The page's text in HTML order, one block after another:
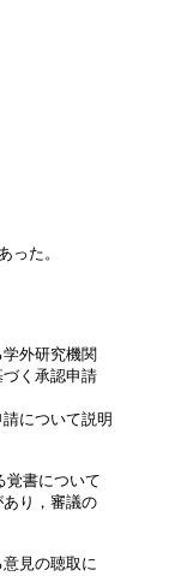
った。
外研究機関
く承認申請
について説明
における
り，審議の
見の聴取に